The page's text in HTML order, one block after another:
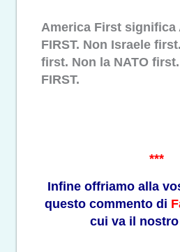
America First significa
FIRST. Non Israele
first. Non la NATO
FIRST.
***
Infine offriamo alla
questo commento di
cui va il